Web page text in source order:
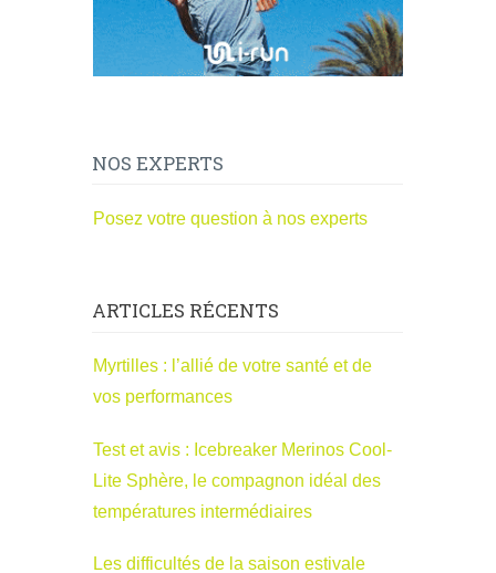
NOS EXPERTS
Posez votre question à nos experts
ARTICLES RÉCENTS
Myrtilles : l’allié de votre santé et de
vos performances
Test et avis : Icebreaker Merinos Cool-
Lite Sphère, le compagnon idéal des
températures intermédiaires
Les difficultés de la saison estivale